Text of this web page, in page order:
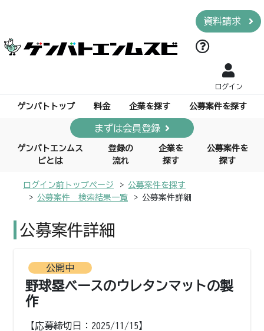
資料請求
ログイン
ゲンバトトップ 料金 企業を探す 公募案件を探す
まずは会員登録
ゲンバトエンムス
ビとは
登録の
流れ
企業を
探す
公募案件を
探す
ログイン前トップページ
公募案件を探す
公募案件 検索結果一覧
公募案件詳細
公募案件詳細
公開中
野球塁ベースのウレタンマットの製
作
【応募締切日：2025/11/15】